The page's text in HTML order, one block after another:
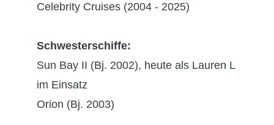
Celebrity Cruises (2004 - 2025)
Schwesterschiffe:
Sun Bay II (Bj. 2002), heute als Lauren L
im Einsatz
Orion (Bj. 2003)